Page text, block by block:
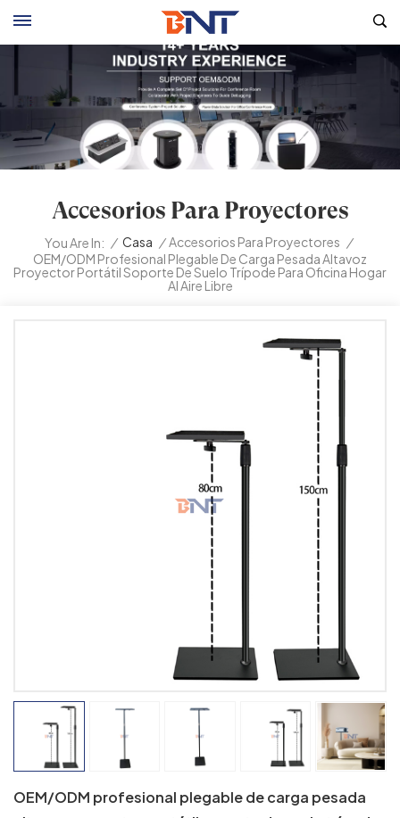
Accesorios Para Proyectores
You Are In: / Casa / Accesorios Para Proyectores /
OEM/ODM Profesional Plegable De Carga Pesada Altavoz
Proyector Portátil Soporte De Suelo Trípode Para Oficina Hogar
Al Aire Libre
OEM/ODM profesional plegable de carga pesada